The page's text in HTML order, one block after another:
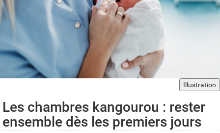
Illustration
Les chambres kangourou : rester
ensemble dès les premiers jours